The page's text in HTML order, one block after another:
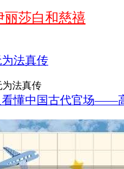
丽莎白和慈禧
法真传
看懂中国古代官场——